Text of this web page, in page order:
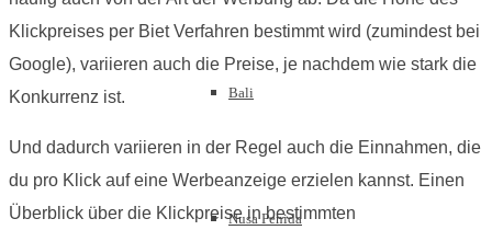
Bali
Nusa Penida
Klickpreises per Biet Verfahren bestimmt wird (zumindest bei
Google), variieren auch die Preise, je nachdem wie stark die
Konkurrenz ist.
Und dadurch variieren in der Regel auch die Einnahmen, die
du pro Klick auf eine Werbeanzeige erzielen kannst. Einen
Überblick über die Klickpreise in bestimmten